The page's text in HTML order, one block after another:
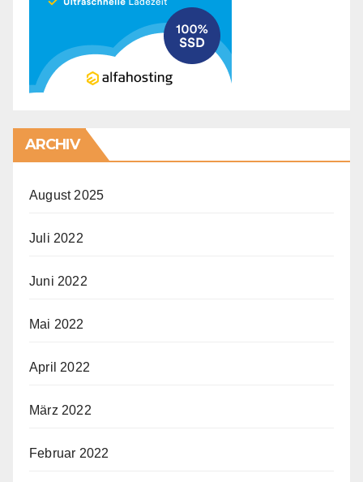
ARCHIV
August 2025
Juli 2022
Juni 2022
Mai 2022
April 2022
März 2022
Februar 2022